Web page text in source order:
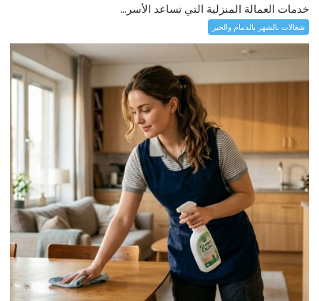
خدمات العمالة المنزلية التي تساعد الأسر...
شغالات بالشهر بالدمام والخبر